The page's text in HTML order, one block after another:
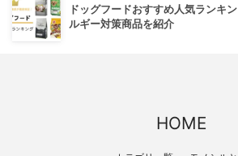
ドッグフードおすすめ人気ランキ
ルギー対策商品を紹介
HOME